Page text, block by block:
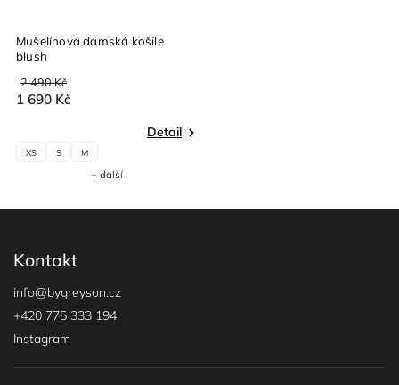
Mušelínová dámská košile
blush
2 490 Kč
1 690 Kč
Detail
XS S M
+ další
Kontakt
info@bygreyson.cz
+420 775 333 194
Instagram